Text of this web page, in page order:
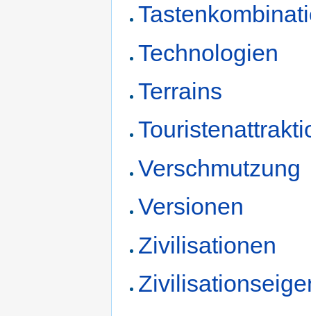
Technologien
Terrains
Verschmutzung
Versionen
Zivilisationen